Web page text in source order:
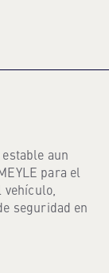
aun
para el
vehículo,
seguridad en